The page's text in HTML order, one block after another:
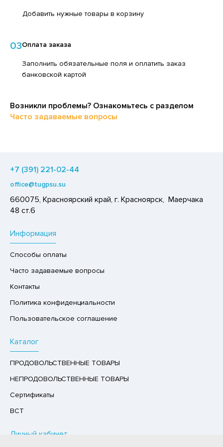
БЫСТРОГО ПРИГОТОВЛЕНИЯ
БЫСТРОГО ПРИГОТОВЛЕНИЯ
ГАЗИРОВАННЫЕ НАПИТКИ
СОДА
ПРОДУКТ
ШОКОЛАДНЫЕ БАТОНЧИКИ,
ДЛЯ УХОДА ЗА ТЕЛОМ
ЛИЧНОЙ ГИГИЕНЫ
МОЮЩИЕ,ЧИСТЯЩИЕ
ПРИНАДЛЕЖНОСТИ
Добавить нужные товары в корзину
03Оплата заказа
Заполнить обязательные поля и оплатить заказ
банковской картой
Возникли проблемы? Ознакомьтесь с разделом
Часто задаваемые вопросы
Информация
Способы оплаты
Часто задаваемые вопросы
Контакты
Политика конфиденциальности
Пользовательское соглашение
Каталог
ПРОДОВОЛЬСТВЕННЫЕ ТОВАРЫ
НЕПРОДОВОЛЬСТВЕННЫЕ ТОВАРЫ
Сертификаты
ВСТ
Личный кабинет
+7 (391) 221-02-44
office@tugpsu.su
660075, Красноярский край, г. Красноярск, Маерчака
48 ст.6